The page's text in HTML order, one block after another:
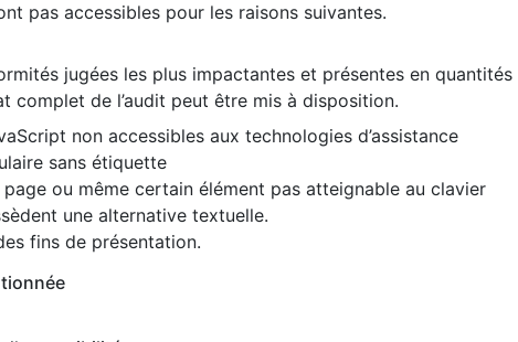
pas accessibles pour les raisons suivantes.
jugées les plus impactantes et présentes en
complet de l’audit peut être mis à disposition.
non accessibles aux technologies d’assistance
sans étiquette
ou même certain élément pas atteignable au clavier
une alternative textuelle.
fins de présentation.